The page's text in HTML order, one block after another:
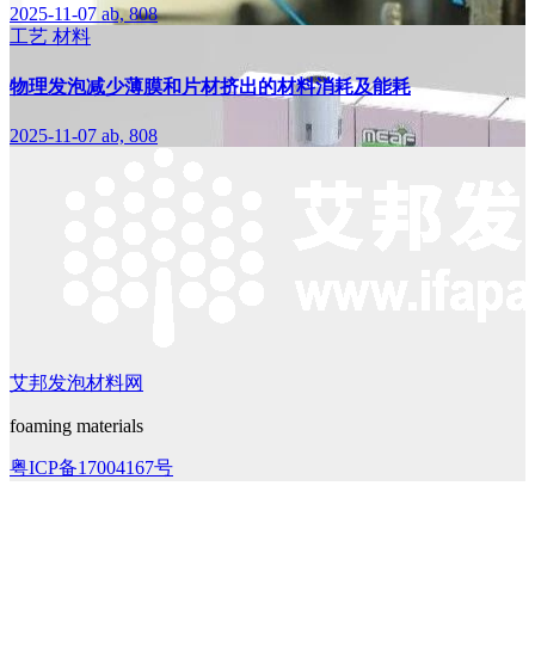
2025-11-07 ab, 808
工艺 材料
物理发泡减少薄膜和片材挤出的材料消耗及能耗
2025-11-07 ab, 808
艾邦发泡材料网
foaming materials
粤ICP备17004167号